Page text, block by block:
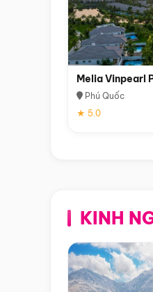
Melia Vinpearl
Phú Quốc
★ 5.0
KINH